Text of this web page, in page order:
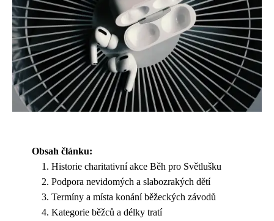
Obsah článku:
Historie charitativní akce Běh pro Světlušku
Podpora nevidomých a slabozrakých dětí
Termíny a místa konání běžeckých závodů
Kategorie běžců a délky tratí